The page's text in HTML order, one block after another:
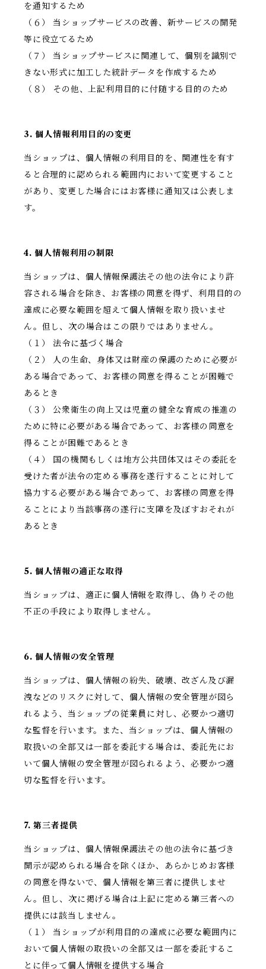
を通知するため
（６） 当ショップサービスの改善、新サービスの開発
等に役立てるため
（７） 当ショップサービスに関連して、個別を識別で
きない形式に加工した統計データを作成するため
（８） その他、上記利用目的に付随する目的のため
3. 個人情報利用目的の変更
当ショップは、個人情報の利用目的を、関連性を有す
ると合理的に認められる範囲内において変更すること
があり、変更した場合にはお客様に通知又は公表しま
す。
4. 個人情報利用の制限
当ショップは、個人情報保護法その他の法令により許
容される場合を除き、お客様の同意を得ず、利用目的の
達成に必要な範囲を超えて個人情報を取り扱いませ
ん。但し、次の場合はこの限りではありません。
（１） 法令に基づく場合
（２） 人の生命、身体又は財産の保護のために必要が
ある場合であって、お客様の同意を得ることが困難で
あるとき
（３） 公衆衛生の向上又は児童の健全な育成の推進の
ために特に必要がある場合であって、お客様の同意を
得ることが困難であるとき
（４） 国の機関もしくは地方公共団体又はその委託を
受けた者が法令の定める事務を遂行することに対して
協力する必要がある場合であって、お客様の同意を得
ることにより当該事務の遂行に支障を及ぼすおそれが
あるとき
5. 個人情報の適正な取得
当ショップは、適正に個人情報を取得し、偽りその他
不正の手段により取得しません。
6. 個人情報の安全管理
当ショップは、個人情報の紛失、破壊、改ざん及び漏
洩などのリスクに対して、個人情報の安全管理が図ら
れるよう、当ショップの従業員に対し、必要かつ適切
な監督を行います。また、当ショップは、個人情報の
取扱いの全部又は一部を委託する場合は、委託先にお
いて個人情報の安全管理が図られるよう、必要かつ適
切な監督を行います。
7. 第三者提供
当ショップは、個人情報保護法その他の法令に基づき
開示が認められる場合を除くほか、あらかじめお客様
の同意を得ないで、個人情報を第三者に提供しませ
ん。但し、次に掲げる場合は上記に定める第三者への
提供には該当しません。
（１） 当ショップが利用目的の達成に必要な範囲内に
おいて個人情報の取扱いの全部又は一部を委託するこ
とに伴って個人情報を提供する場合